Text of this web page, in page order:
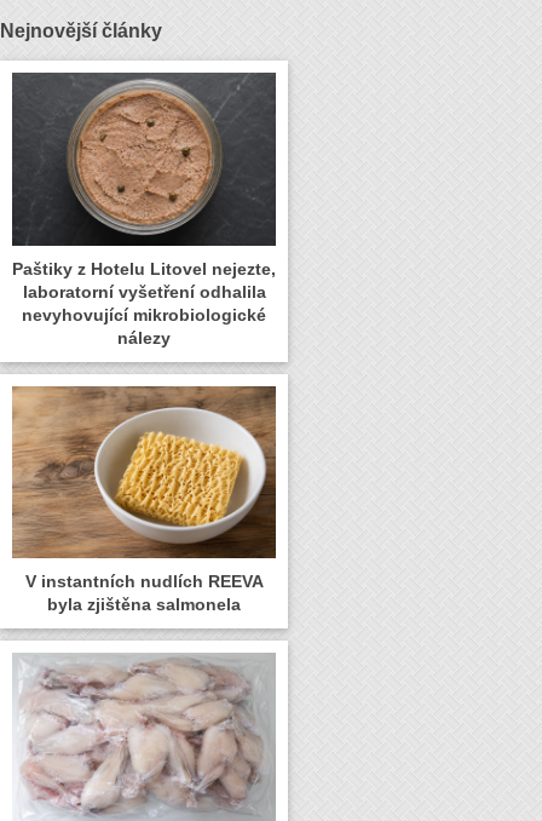
Nejnovější články
Paštiky z Hotelu Litovel nejezte,
laboratorní vyšetření odhalila
nevyhovující mikrobiologické
nálezy
V instantních nudlích REEVA
byla zjištěna salmonela